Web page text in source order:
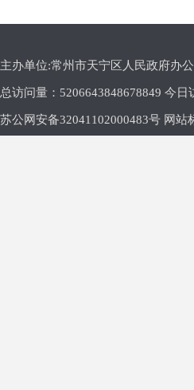
主办单位:常州市天宁区人民政府办
总访问量： 5206643848678849 今日
苏公网安备32041102000483号 网站